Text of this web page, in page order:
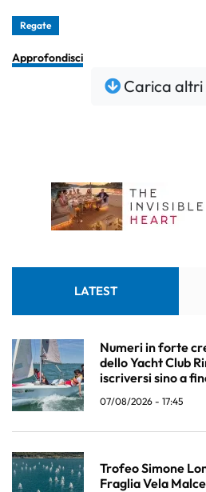
Regate
Approfondisci
Carica
LATEST
Numeri in forte
dello Yacht Club
iscriversi sino a
07/08/2026 - 17:45
Trofeo Simone
Fraglia Vela